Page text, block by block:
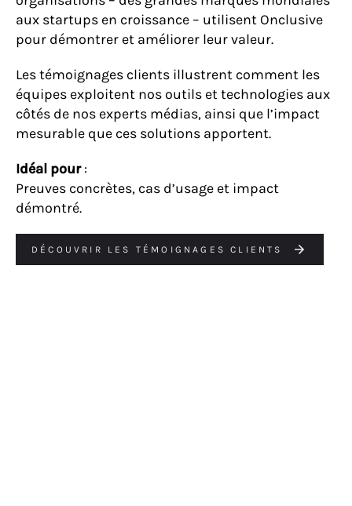
aux startups en croissance – utilisent Onclusive
pour démontrer et améliorer leur valeur.
Les témoignages clients illustrent comment les
équipes exploitent nos outils et technologies aux
côtés de nos experts médias, ainsi que l’impact
mesurable que ces solutions apportent.
Idéal pour:
Preuves concrètes, cas d’usage et impact
démontré.
DÉCOUVRIR LES TÉMOIGNAGES CLIENTS